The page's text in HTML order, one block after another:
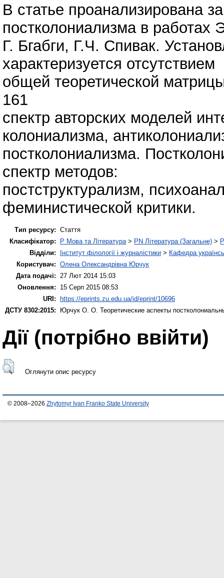
В статье проанализирована
постколониализма в работах
Г. Бгабги, Г.Ч. Спивак.
характеризуется отсутствием
общей теоретической
161
спектр авторских моделей
колониализма,
постколониализма.
спектр методов:
постструктурализм,
феминистической критики.
Тип ресурсу: Стаття
Класифікатор:
P Мова та Література > PN Література (Загальне) >
Відділи:
Інститут філології і журналістики > Кафедра
Користувач: Олена Олександрівна Юрчук
Дата подачі:
27 Лют 2014 15:03
Оновлення:
15 Серп 2015 08:53
URI: https://eprints.zu.edu.ua/id/eprint/10696
ДСТУ 8302:2015:
Юрчук О. О. Теоретические аспекты
Дії ​​(потрібно ввійти)
Оглянути опис ресурсу
© 2008–2026 Zhytomyr Ivan Franko State University